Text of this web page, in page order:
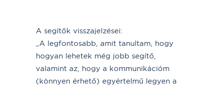
A segítők visszajelzései:
„A legfontosabb, amit tanultam, hogy
hogyan lehetek még jobb segítő,
valamint az, hogy a kommunikációm
(könnyen érhető) egyértelmű legyen a